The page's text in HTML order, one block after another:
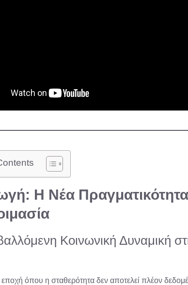
Η Νέα
Κοινωνική Δυναμική
όπου η σταθερότητα δεν αποτελεί πλέον